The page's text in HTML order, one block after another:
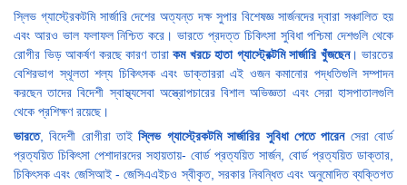
স্লিভ গ্যাস্ট্রেকটমি সার্জারি দেশের অত্যন্ত দক্ষ সুপার বিশেষজ্ঞ সার্জনদের দ্বারা সঞ্চালিত হয়
এবং আরও ভাল ফলাফল নিশ্চিত করে। ভারতে প্রদত্ত চিকিৎসা সুবিধা পশ্চিমা দেশগুলি থেকে
রোগীর ভিড় আকর্ষণ করছে কারণ তারা কম খরচে হাতা গ্যাস্ট্রেক্টমি সার্জারি খুঁজছেন। ভারতের
বেশিরভাগ স্থূলতা শল্য চিকিৎসক এবং ডাক্তাররা এই ওজন কমানোর পদ্ধতিগুলি সম্পাদন
করছেন তাদের বিদেশী স্বাস্থ্যসেবা অস্ত্রোপচারের বিশাল অভিজ্ঞতা এবং সেরা হাসপাতালগুলি
থেকে প্রশিক্ষণ রয়েছে।
ভারতে, বিদেশী রোগীরা তাইস্লিভ গ্যাস্ট্রেকটমি সার্জারির সুবিধাপেতে পারেনসেরা বোর্ড
প্রত্যয়িত চিকিৎসা পেশাদারদের সহায়তায়- বোর্ড প্রত্যয়িত সার্জন, বোর্ড প্রত্যয়িত ডাক্তার,
চিকিৎসক এবং জেসিআই - জেসিএএইচও স্বীকৃত, সরকার নিবন্ধিত এবং অনুমোদিত ব্যক্তিগত